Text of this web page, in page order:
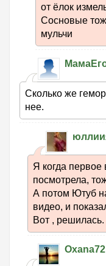
от ёлок
Сосновые
мульчи
Сколько же
нее.
Я когда первое
посмотрела,
А потом Ютуб
видео, и
Вот ,
Oxana72